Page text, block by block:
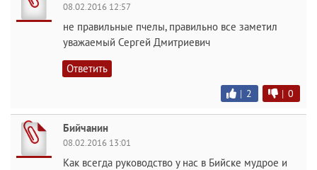
08.02.2016 12:57
не правильные пчелы, правильно все заметил
уважаемый Сергей Дмитриевич
Ответить
| 2 | 0
Бийчанин
08.02.2016 13:01
Как всегда руководство у нас в Бийске мудрое и